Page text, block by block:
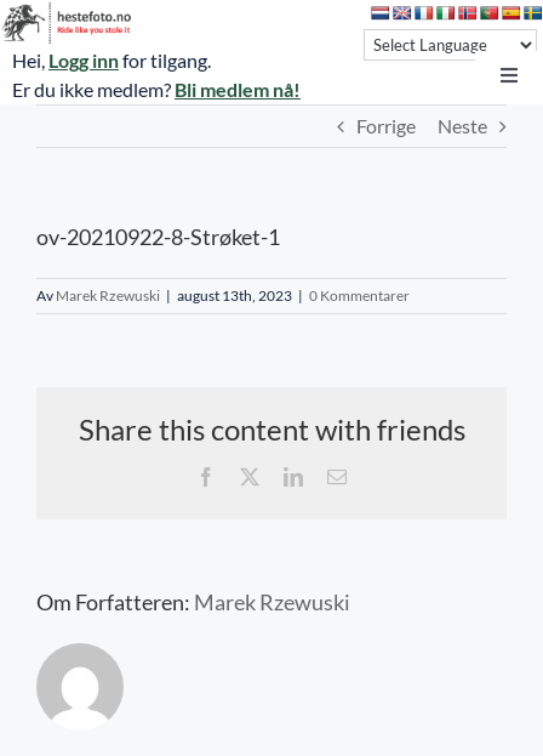
Skip
to
content
Hei, Logg innfor tilgang.
Er du ikke medlem? Bli medlem nå!
Øvrevoll treningsdager
NoARK
Forrige Neste
ov-20210922-8-Strøket-1
Av Marek Rzewuski | august 13th, 2023 | 0 Kommentarer
Share this content with friends
Facebook LinkedIn
E-
Om Forfatteren: Marek Rzewuski